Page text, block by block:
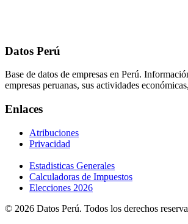
Datos Perú
Base de datos de empresas en Perú.
empresas peruanas, sus actividades
Enlaces
Atribuciones
Privacidad
Estadisticas Generales
Calculadoras de Impuestos
Elecciones 2026
© 2026 Datos Perú. Todos los derechos